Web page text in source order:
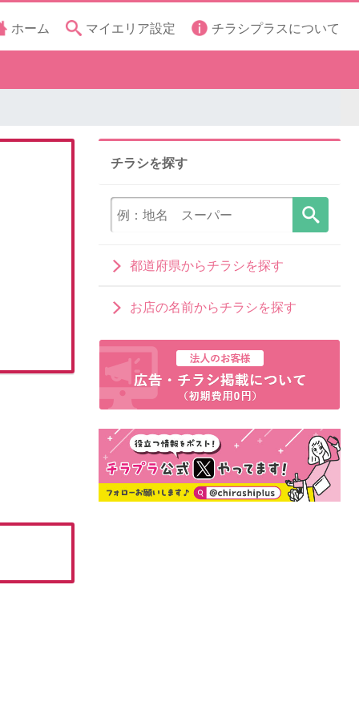
ホーム マイエリア設定 チラシプラスについて
チラシを探す
都道府県からチラシを探す
お店の名前からチラシを探す